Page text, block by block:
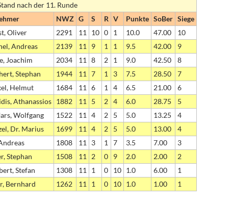
nach der 11. Runde
NWZ G S R V Punkte SoBer Siege
Oliver 2291 11 10 0 1 10.0 47.00
10
Andreas 2139 11 9 1 1 9.5 42.00
9
Joachim 2034 11 8 2 1 9.0 42.50
8
Stephan 1944 11 7 1 3 7.5 28.50
7
Helmut 1684 11 6 1 4 6.5 21.00
6
Athanassios 1882 11 5 2 4 6.0 28.75
5
Wolfgang 1522 11 4 2 5 5.0 13.25
4
Dr. Marius 1699 11 4 2 5 5.0 13.00
4
1808 11 3 1 7 3.5 7.00
3
Stephan 1508 11 2 0 9 2.0 2.00
2
Stefan 1308 11 1 0 10 1.0 6.00
1
Bernhard 1262 11 1 0 10 1.0 1.00 1